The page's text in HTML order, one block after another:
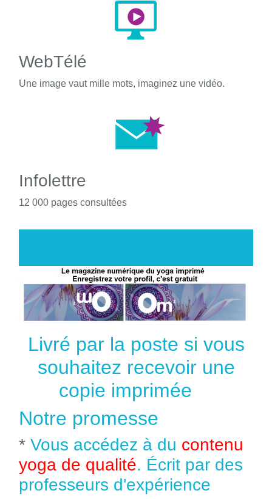
WebTélé
Une image vaut mille mots, imaginez une vidéo.
Infolettre
12 000 pages consultées
Livré par la poste si vous
souhaitez recevoir une
copie imprimée
Notre promesse
* Vous accédez à du contenu
yoga de qualité. Écrit par des
professeurs d'expérience